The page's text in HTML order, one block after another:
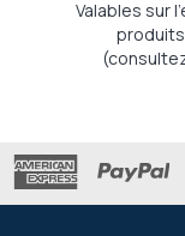
Valables sur